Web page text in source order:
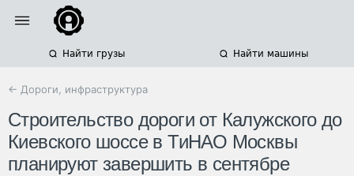
Найти грузы Найти машины
← Дороги, инфраструктура
Строительство дороги от Калужского до
Киевского шоссе в ТиНАО Москвы
планируют завершить в сентябре